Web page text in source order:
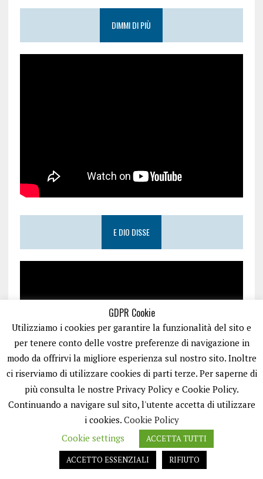
DIMMI DI PIÙ
E DIO DISSE
PUGLIA.NET È UN PORTALE GESTITO DA FRANCESCO TV - PARTITA IVA
08792490727 - TESTATA GIORNALISTICA REGISTRATA PRESSO IL TRIBUNALE
DI TRANI RG N.256/2018 MOD.21/12/2023. TUTTI I DIRITTI RISERVATI.
GDPR Cookie
Utilizziamo i cookies per garantire la funzionalità del sito e
per tenere conto delle vostre preferenze di navigazione in
modo da offrirvi la migliore esperienza sul nostro sito. Inoltre
ci riserviamo di utilizzare cookies di parti terze. Per saperne di
più consulta le nostre Privacy Policy e Cookie Policy.
Continuando a navigare sul sito, l'utente accetta di utilizzare
i cookies. Cookie Policy
Cookie settings
ACCETTA TUTTI
ACCETTO ESSENZIALI
RIFIUTO